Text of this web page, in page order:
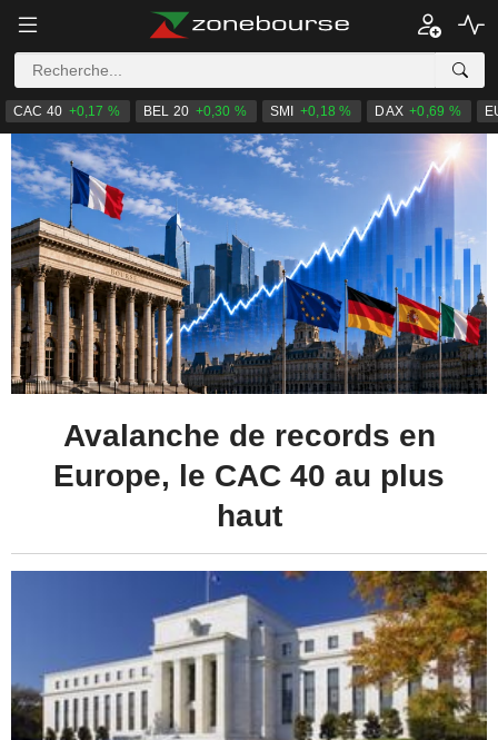
CAC 40 +0,17 % BEL 20 +0,30 % SMI +0,18 % DAX +0,69 %
Avalanche de records en
Europe, le CAC 40 au plus
haut